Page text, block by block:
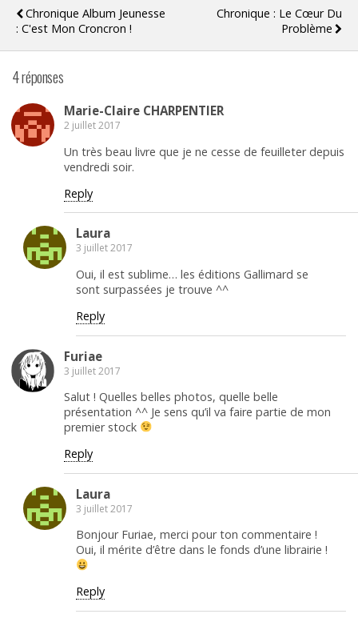
Chronique Album Jeunesse
: C'est Mon Croncron !
Chronique : Le Cœur Du
Problème
4 réponses
Marie-Claire CHARPENTIER
2 juillet 2017
Un très beau livre que je ne cesse de feuilleter depuis
vendredi soir.
Reply
Laura
3 juillet 2017
Oui, il est sublime… les éditions Gallimard se
sont surpassées je trouve ^^
Reply
Furiae
3 juillet 2017
Salut ! Quelles belles photos, quelle belle
présentation ^^ Je sens qu’il va faire partie de mon
premier stock
Reply
Laura
3 juillet 2017
Bonjour Furiae, merci pour ton commentaire !
Oui, il mérite d’être dans le fonds d’une librairie !
Reply